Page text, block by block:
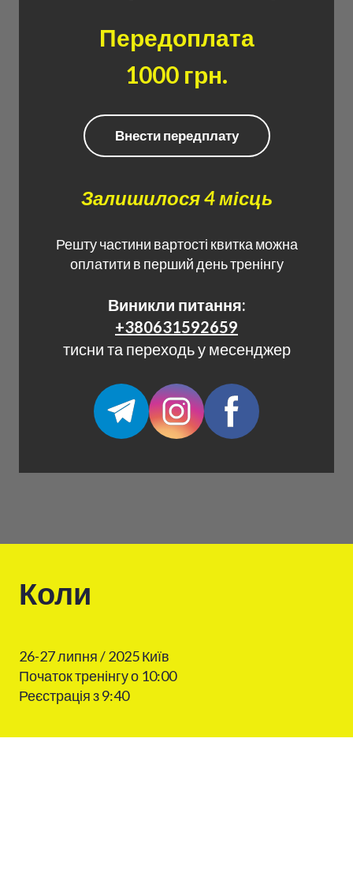
Передоплата
1000 грн.
Внести передплату
Залишилося 4 місць
Решту частини вартості квитка можна
оплатити в перший день тренінгу
Виникли питання:
+380631592659
тисни та переходь у месенджер
Коли
26-27 липня / 2025 Київ
Початок тренінгу о 10:00
Реєстрація з 9:40